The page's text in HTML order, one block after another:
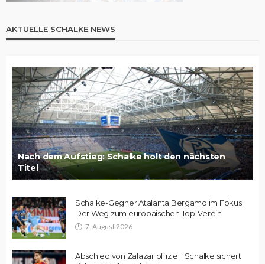
AKTUELLE SCHALKE NEWS
Nach dem Aufstieg: Schalke holt den nächsten
Titel
Schalke-Gegner Atalanta Bergamo im Fokus:
Der Weg zum europäischen Top-Verein
7. August 2026
Abschied von Zalazar offiziell: Schalke sichert